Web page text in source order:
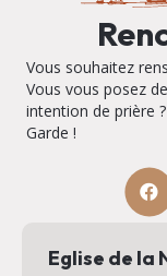
Vous souhaitez
Vous vous posez
intention de prière
Garde !
Eglise de la